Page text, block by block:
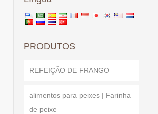
PRODUTOS
REFEIÇÃO DE FRANGO
alimentos para peixes | Farinha
de peixe